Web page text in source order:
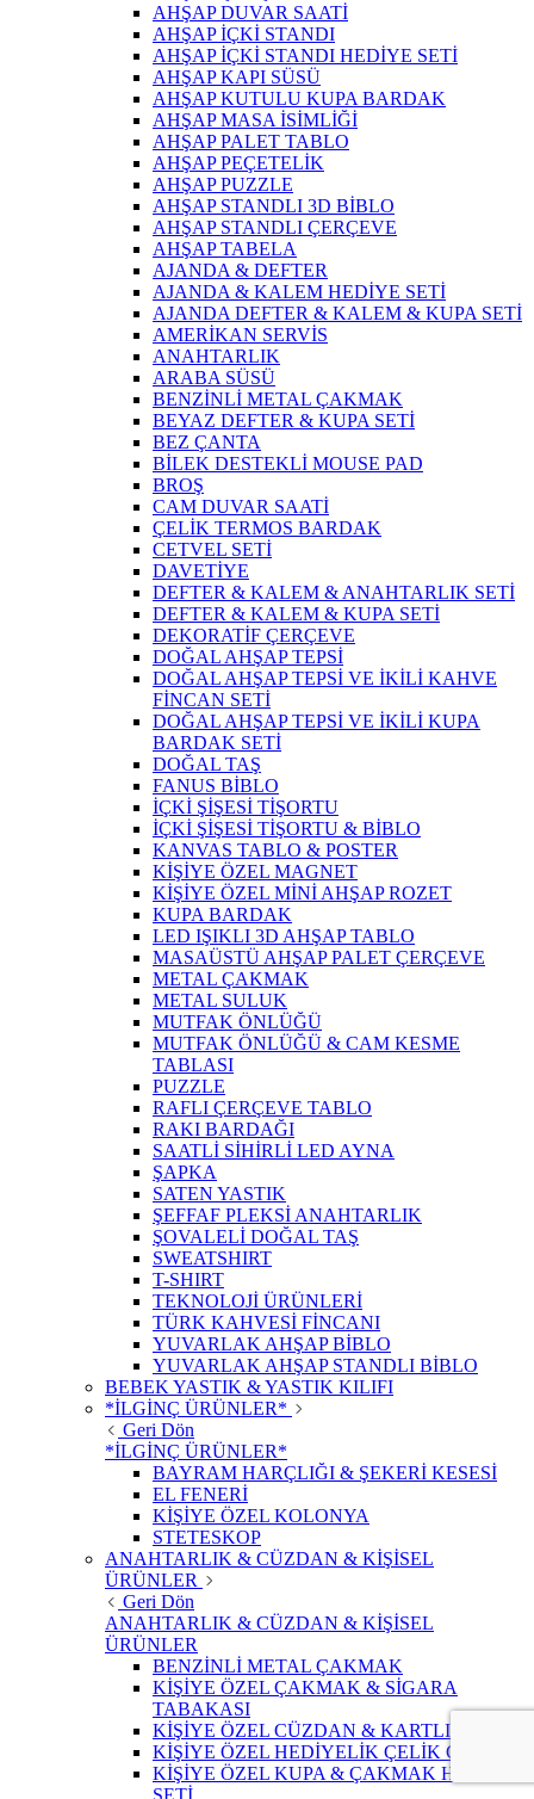
AHŞAP DUVAR SAATİ
AHŞAP İÇKİ STANDI
AHŞAP İÇKİ STANDI HEDİYE SETİ
AHŞAP KAPI SÜSÜ
AHŞAP KUTULU KUPA BARDAK
AHŞAP MASA İSİMLİĞİ
AHŞAP PALET TABLO
AHŞAP PEÇETELİK
AHŞAP PUZZLE
AHŞAP STANDLI 3D BİBLO
AHŞAP STANDLI ÇERÇEVE
AHŞAP TABELA
AJANDA & DEFTER
AJANDA & KALEM HEDİYE SETİ
AJANDA DEFTER & KALEM & KUPA SETİ
AMERİKAN SERVİS
ANAHTARLIK
ARABA SÜSÜ
BENZİNLİ METAL ÇAKMAK
BEYAZ DEFTER & KUPA SETİ
BEZ ÇANTA
BİLEK DESTEKLİ MOUSE PAD
BROŞ
CAM DUVAR SAATİ
ÇELİK TERMOS BARDAK
CETVEL SETİ
DAVETİYE
DEFTER & KALEM & ANAHTARLIK SETİ
DEFTER & KALEM & KUPA SETİ
DEKORATİF ÇERÇEVE
DOĞAL AHŞAP TEPSİ
DOĞAL AHŞAP TEPSİ VE İKİLİ KAHVE
FİNCAN SETİ
DOĞAL AHŞAP TEPSİ VE İKİLİ KUPA
BARDAK SETİ
DOĞAL TAŞ
FANUS BİBLO
İÇKİ ŞİŞESİ TİŞORTU
İÇKİ ŞİŞESİ TİŞORTU & BİBLO
KANVAS TABLO & POSTER
KİŞİYE ÖZEL MAGNET
KİŞİYE ÖZEL MİNİ AHŞAP ROZET
KUPA BARDAK
LED IŞIKLI 3D AHŞAP TABLO
MASAÜSTÜ AHŞAP PALET ÇERÇEVE
METAL ÇAKMAK
METAL SULUK
MUTFAK ÖNLÜĞÜ
MUTFAK ÖNLÜĞÜ & CAM KESME
TABLASI
PUZZLE
RAFLI ÇERÇEVE TABLO
RAKI BARDAĞI
SAATLİ SİHİRLİ LED AYNA
ŞAPKA
SATEN YASTIK
ŞEFFAF PLEKSİ ANAHTARLIK
ŞOVALELİ DOĞAL TAŞ
SWEATSHIRT
T-SHIRT
TEKNOLOJİ ÜRÜNLERİ
TÜRK KAHVESİ FİNCANI
YUVARLAK AHŞAP BİBLO
YUVARLAK AHŞAP STANDLI BİBLO
BEBEK YASTIK & YASTIK KILIFI
*İLGİNÇ ÜRÜNLER*
Geri Dön
*İLGİNÇ ÜRÜNLER*
BAYRAM HARÇLIĞI & ŞEKERİ KESESİ
EL FENERİ
KİŞİYE ÖZEL KOLONYA
STETESKOP
ANAHTARLIK & CÜZDAN & KİŞİSEL
ÜRÜNLER
Geri Dön
ANAHTARLIK & CÜZDAN & KİŞİSEL
ÜRÜNLER
BENZİNLİ METAL ÇAKMAK
KİŞİYE ÖZEL ÇAKMAK & SİGARA
TABAKASI
KİŞİYE ÖZEL CÜZDAN & KARTLIK
KİŞİYE ÖZEL HEDİYELİK ÇELİK ÇAKI
KİŞİYE ÖZEL KUPA & ÇAKMAK HEDİYE